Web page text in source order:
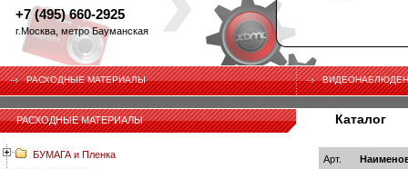
+7 (495) 660-2925
г.Москва, метро Бауманская
РАСХОДНЫЕ МАТЕРИАЛЫ
РАСХОДНЫЕ МАТЕРИАЛЫ
БУМАГА и Пленка
Каталог
Арт.